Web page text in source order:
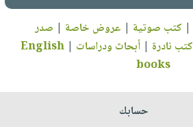
| كتب صوتية | عروض خاصة | صدر
كتب نادرة |أبحاث ودراسات |
English
books
حسابك